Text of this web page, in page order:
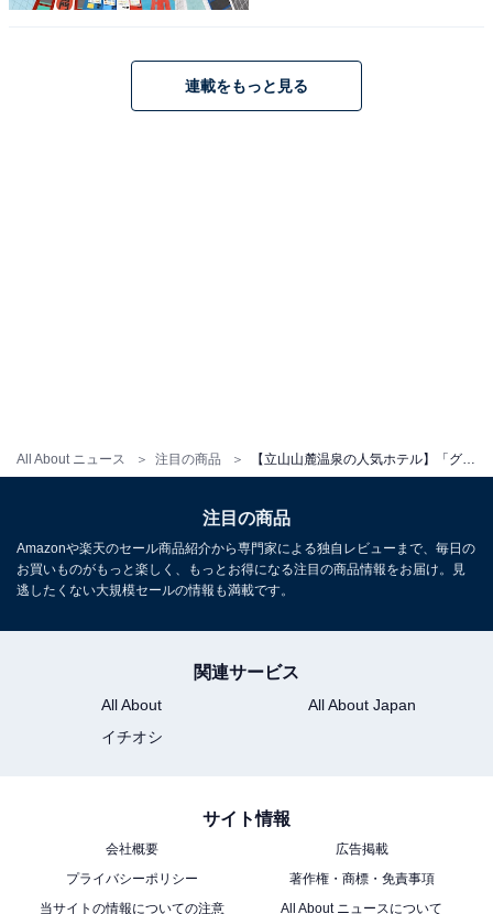
All About ニュース 注目の商品
所在地：富山県中新川郡立山町千寿ケ原
チェックイン：15:00～19:00
※プランにより時間が異なる可能性があります
※掲載されている情報は記事公開時のものです。あらか
オールアバウトに還元されることがあります。
こちらもおすすめ
連載をもっと見る
注目の商品
Amazonや楽天のセール商品紹介から専門家による独自レビューまで、毎日の
お買いものがもっと楽しく、もっとお得になる注目の商品情報をお届け。見
逃したくない大規模セールの情報も満載です。
関連サービス
All About
All About Japan
イチオシ
サイト情報
会社概要
広告掲載
プライバシーポリシー
著作権・商標・免責事項
当サイトの情報についての注意
All About ニュースについて